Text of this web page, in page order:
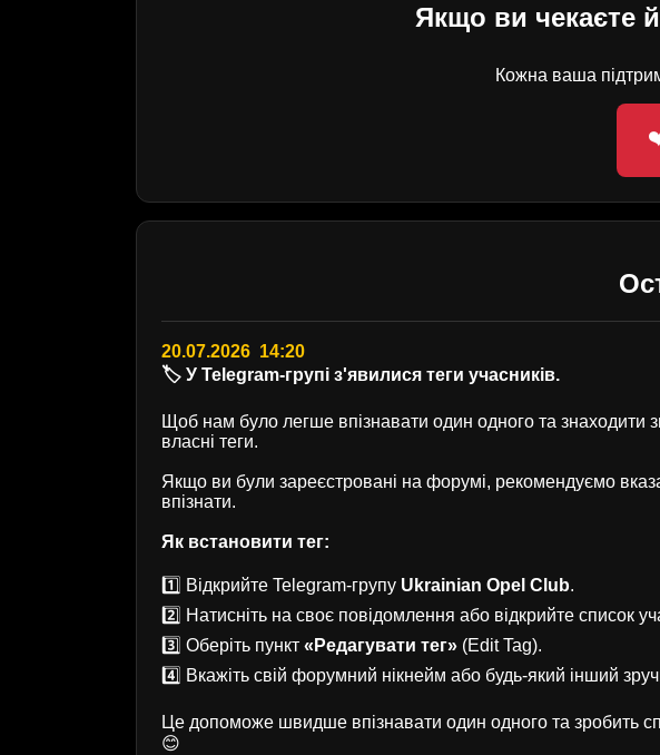
Якщо ви чекаєте
Кожна ваша
20.07.2026 14:20
🏷️ У Telegram-групі з'явилися теги учасників.
Щоб нам було легше впізнавати один одного та знаходити
власні теги.
Якщо ви були зареєстровані на форумі, рекомендуємо
впізнати.
Як встановити тег:
1️⃣ Відкрийте Telegram-групу Ukrainian Opel Club.
2️⃣ Натисніть на своє повідомлення або відкрийте список
3️⃣ Оберіть пункт «Редагувати тег» (Edit Tag).
4️⃣ Вкажіть свій форумний нікнейм або будь-який інший
Це допоможе швидше впізнавати один одного та зробить
😊